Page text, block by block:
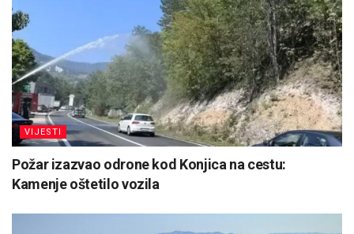
VIJESTI
Požar izazvao odrone kod Konjica na cestu:
Kamenje oštetilo vozila